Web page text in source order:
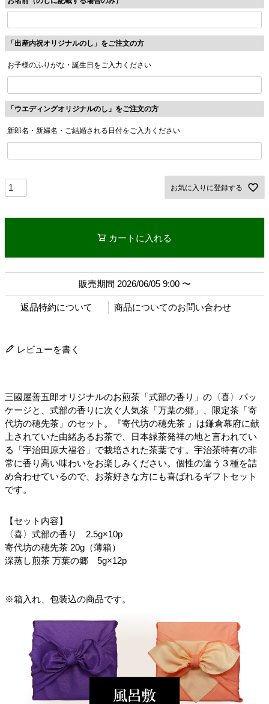
「出産内祝オリジナルのし」をご注文の方
お子様のふりがな・誕生日をご入力ください
「ウエディングオリジナルのし」をご注文の方
新郎名・新婦名・ご結婚される日付をご入力ください
お気に入りに登録する
カートに入れる
販売期間 2026/06/05 9:00 〜
返品特約について 商品についてのお問い合わせ
レビューを書く
三國屋善五郎オリジナルのお煎茶「式部の香り」の〈喜〉パッ
ケージと、式部の香りに次ぐ人気茶「万葉の郷」、限定茶「寄
代坊の穂先茶」のセット。『寄代坊の穂先茶 』は鎌倉幕府に献
上されていた由緒あるお茶で、日本緑茶発祥の地と言われてい
る「宇治田原大福谷」で栽培された茶葉です。宇治茶特有の非
常に香り高い味わいをお楽しみください。個性の違う３種を詰
め合わせているので、お茶好きな方にも喜ばれるギフトセット
です。
【セット内容】
〈喜〉式部の香り 2.5g×10p
寄代坊の穂先茶 20g（薄箱）
深蒸し煎茶 万葉の郷 5g×12p
※箱入れ、包装込の商品です。